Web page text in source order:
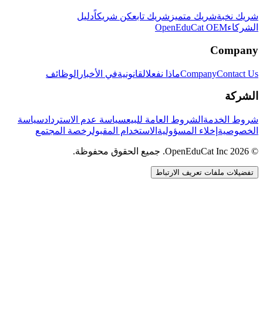
شريك نخبةشريك متميز شريك تابعكن شريكاًدليل
الشركاءOpenEduCat OEM
Company
CompanyContact Us ماذا نفعلالقانونيةفي الأخبار الوظائف
الشركة
شروط الخدمة الشروط العامة للبيعسياسة عدم الاستردادسياسة
الخصوصية إخلاء المسؤولية الاستخدام المقبولرخصة المجتمع
© 2026 OpenEduCat Inc. جميع الحقوق محفوظة.
تفضيلات ملفات تعريف الارتباط